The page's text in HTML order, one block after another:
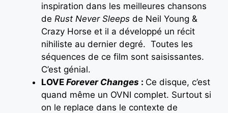
inspiration dans les meilleures chansons
de Rust Never Sleeps de Neil Young &
Crazy Horse et il a développé un récit
nihiliste au dernier degré. Toutes les
séquences de ce film sont saisissantes.
C’est génial.
LOVE Forever Changes : Ce disque, c’est
quand même un OVNI complet. Surtout si
on le replace dans le contexte de